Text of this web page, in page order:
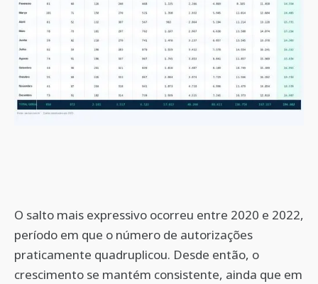
O salto mais expressivo ocorreu entre 2020 e 2022,
período em que o número de autorizações
praticamente quadruplicou. Desde então, o
crescimento se mantém consistente, ainda que em